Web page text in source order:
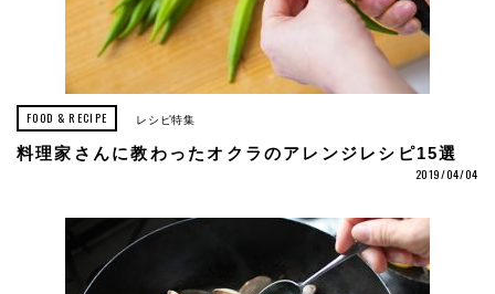
FOOD & RECIPE レシピ特集
料理家さんに教わったオクラのアレンジレシピ15選
2019/04/04